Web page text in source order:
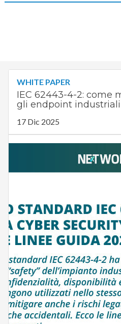
WHITE PAPER
IEC 62443-4-2: come
gli endpoint industriali
17 Dic 2025